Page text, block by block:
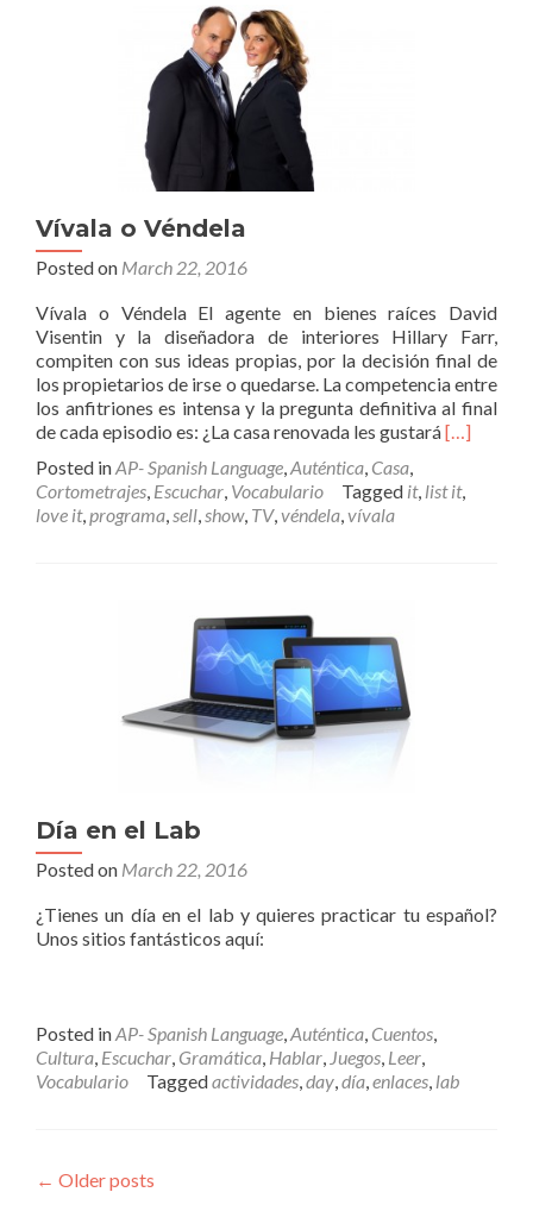
saber
Cuba
Vívala o Véndela
Posted on March 22, 2016
Vívala o Véndela El agente en bienes raíces David
Visentin y la diseñadora de interiores Hillary Farr,
compiten con sus ideas propias, por la decisión final de
los propietarios de irse o quedarse. La competencia entre
los anfitriones es intensa y la pregunta definitiva al final
de cada episodio es: ¿La casa renovada les gustaráRead
Vívala
[…]
Posted inAP- Spanish Language,Auténtica, Casa,
Cortometrajes, Escuchar, Vocabulario Tagged it, list it,
love it,programa,sell,show, TV,véndela,vívala
Día en el Lab
Posted on March 22, 2016
¿Tienes un día en el lab y quieres practicar tu español?
Unos sitios fantásticos aquí:
Posted inAP- Spanish Language,Auténtica, Cuentos,
Cultura, Escuchar, Gramática, Hablar, Juegos, Leer,
Vocabulario
Taggedactividades,day,día,enlaces, lab
← Older posts